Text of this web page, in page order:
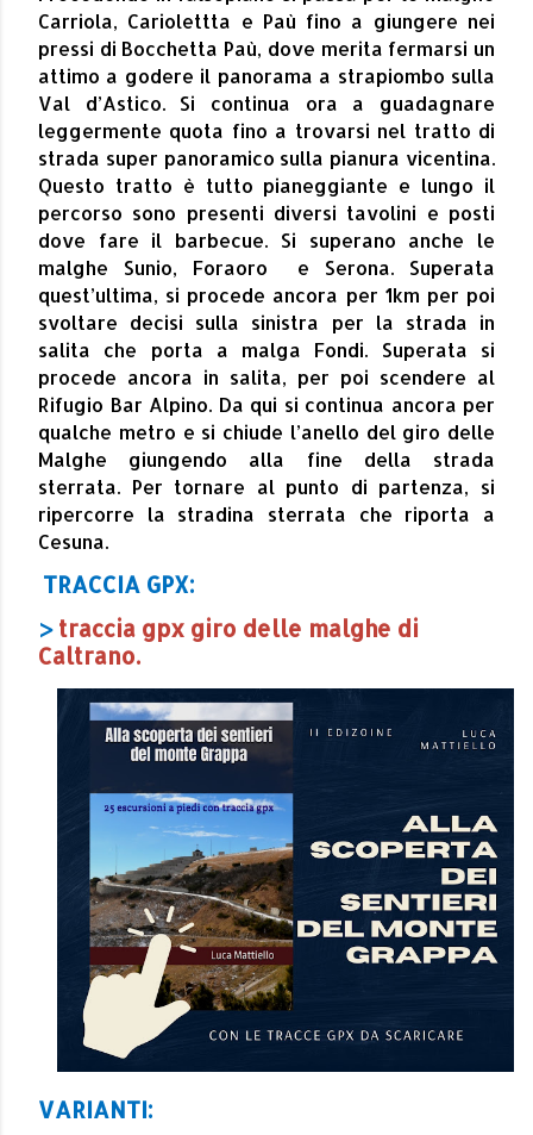
Carriola, Cariolettta e Paù fino a giungere nei
pressi di Bocchetta Paù, dove merita fermarsi un
attimo a godere il panorama a strapiombo sulla
Val d’Astico. Si continua ora a guadagnare
leggermente quota fino a trovarsi nel tratto di
strada super panoramico sulla pianura vicentina.
Questo tratto è tutto pianeggiante e lungo il
percorso sono presenti diversi tavolini e posti
dove fare il barbecue. Si superano anche le
malghe Sunio, Foraoro e Serona. Superata
quest’ultima, si procede ancora per 1km per poi
svoltare decisi sulla sinistra per la strada in
salita che porta a malga Fondi. Superata si
procede ancora in salita, per poi scendere al
Rifugio Bar Alpino. Da qui si continua ancora per
qualche metro e si chiude l’anello del giro delle
Malghe giungendo alla fine della strada
sterrata. Per tornare al punto di partenza, si
ripercorre la stradina sterrata che riporta a
Cesuna.
TRACCIA GPX:
> traccia gpx giro delle malghe di
Caltrano.
VARIANTI: